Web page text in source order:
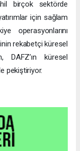
birçok sektörde
için sağlam
operasyonlarını
rekabetçi küresel
DAFZ’ın küresel
pekiştiriyor.